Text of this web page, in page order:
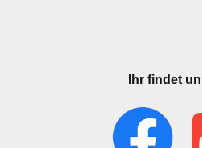
Ihr findet